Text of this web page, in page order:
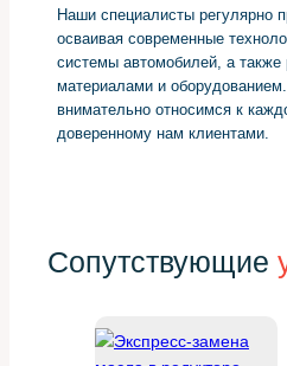
Наши специалисты регулярно
осваивая современные
системы автомобилей, а
материалами и
внимательно относимся к
доверенному нам клиентами.
Сопутствующие